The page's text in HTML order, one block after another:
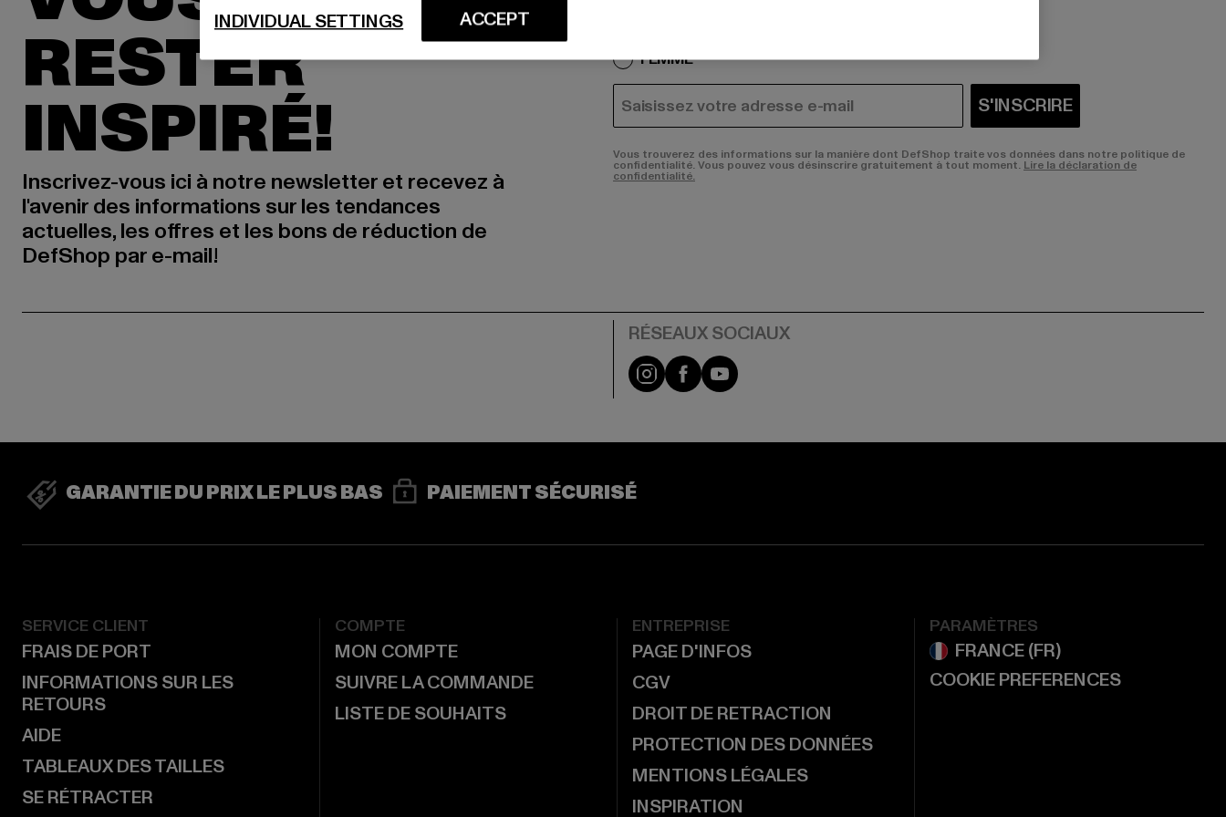
RESTER
INSPIRÉ!
Inscrivez-vous ici à notre newsletter et recevez à
l'avenir des informations sur les tendances
actuelles, les offres et les bons de réduction de
DefShop par e-mail!
FEMME
COURRIEL S'INSCRIRE
Vous trouverez des informations sur la manière dont DefShop traite vos données dans notre politique de
confidentialité. Vous pouvez vous désinscrire gratuitement à tout moment.Lire la déclaration de
confidentialité.
Visit our Instagram page:
Visit our Facebook page:
Visit our YouTube channel:
GARANTIE DU PRIX LE PLUS BAS PAIEMENT SÉCURISÉ
SERVICE CLIENT
FRAIS DE PORT
INFORMATIONS SUR LES
RETOURS
AIDE
TABLEAUX DES TAILLES
SE RÉTRACTER
COMPTE
MON COMPTE
SUIVRE LA COMMANDE
LISTE DE SOUHAITS
ENTREPRISE
PAGE D'INFOS
CGV
DROIT DE RETRACTION
PROTECTION DES DONNÉES
MENTIONS LÉGALES
INSPIRATION
PARAMÈTRES
COOKIE PREFERENCES
ACCEPT
INDIVIDUAL SETTINGS